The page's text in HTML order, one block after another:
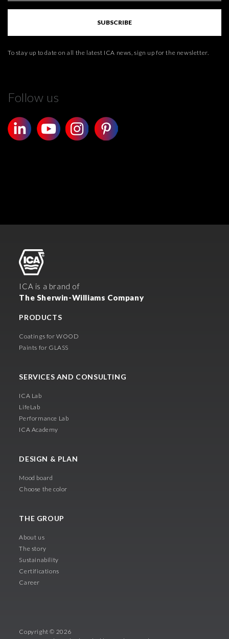
SUBSCRIBE
To stay up to date on all the latest ICA news, sign up for the newsletter.
Follow us
ICA is a brand of
The Sherwin-Williams Company
PRODUCTS
Coatings for WOOD
Paints for GLASS
SERVICES AND CONSULTING
ICA Lab
LifeLab
Performance Lab
ICA Academy
DESIGN & PLAN
Mood board
Choose the color
THE GROUP
About us
The story
Sustainability
Certifications
Career
Copyright © 2026